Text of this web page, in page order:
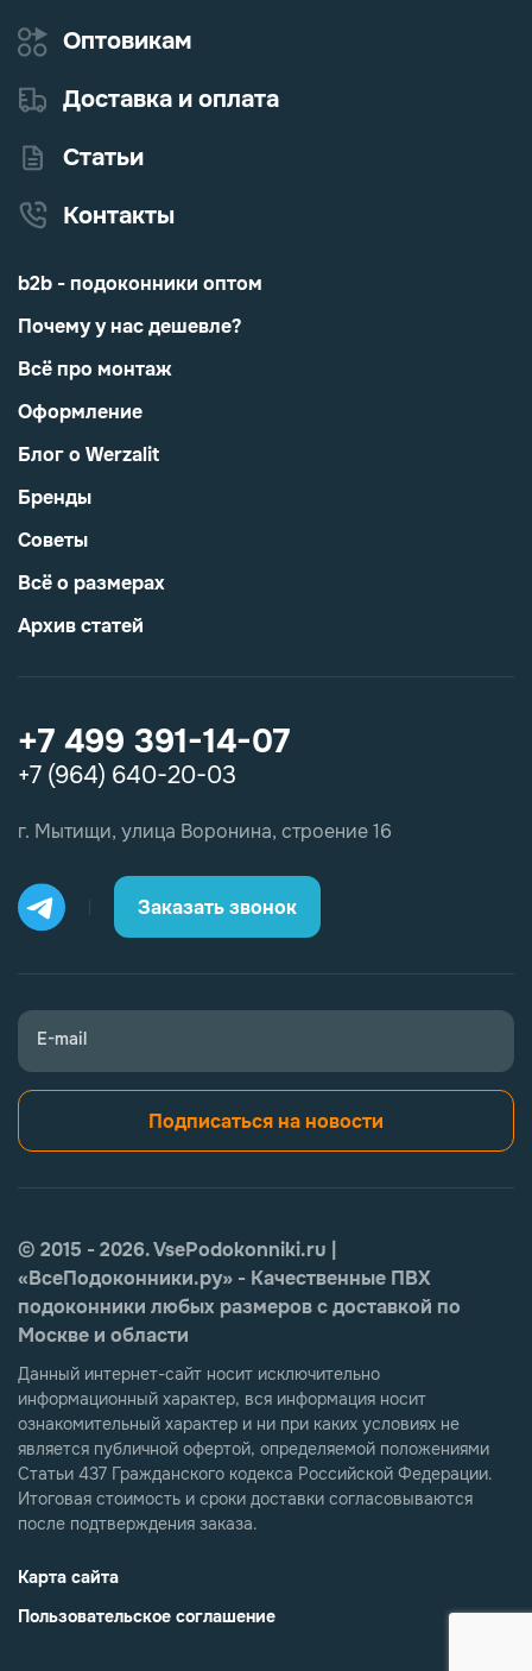
+7 499 391-14-07
+7 (964) 640-20-03
г. Мытищи, улица Воронина, строение 16
Заказать звонок
Оптовикам
Доставка и оплата
Статьи
Контакты
b2b - подоконники оптом
Почему у нас дешевле?
Всё про монтаж
Оформление
Блог о Werzalit
Бренды
Советы
Всё о размерах
Архив статей
E-mail
Подписаться на новости
© 2015 - 2026. VsePodokonniki.ru |
«ВсеПодоконники.ру» - Качественные ПВХ
подоконники любых размеров с доставкой по
Москве и области
Данный интернет-сайт носит исключительно
информационный характер, вся информация носит
ознакомительный характер и ни при каких условиях не
является публичной офертой, определяемой положениями
Статьи 437 Гражданского кодекса Российской Федерации.
Итоговая стоимость и сроки доставки согласовываются
после подтверждения заказа.
Карта сайта
Пользовательское соглашение